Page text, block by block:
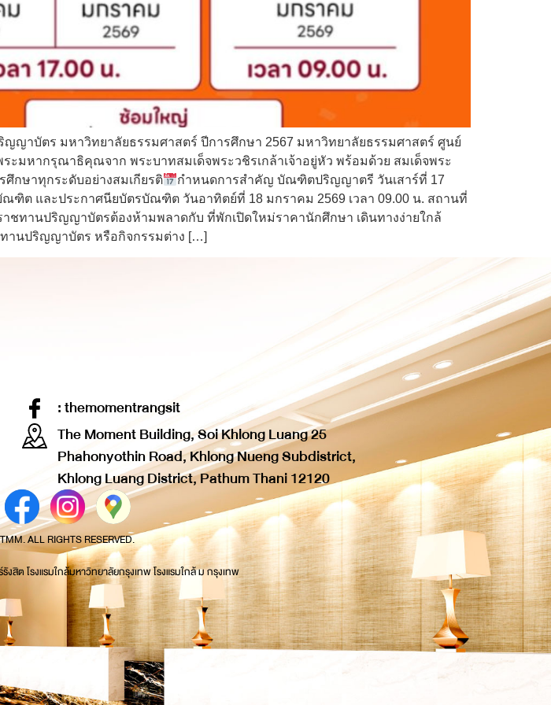
ญญาบัตร มหาวิทยาลัยธรรมศาสตร์ ปีการศึกษา 2567 มหาวิทยาลัยธรรมศาสตร์ ศูนย์
มหากรุณาธิคุณจาก พระบาทสมเด็จพระวชิรเกล้าเจ้าอยู่หัว พร้อมด้วย สมเด็จพระ
ศึกษาทุกระดับอย่างสมเกียรติ
กำหนดการสำคัญ บัณฑิตปริญญาตรี วันเสาร์ที่ 17
ต และประกาศนียบัตรบัณฑิต วันอาทิตย์ที่ 18 มกราคม 2569 เวลา 09.00 น. สถานที่
ทานปริญญาบัตรต้องห้ามพลาดกับ ที่พักเปิดใหม่ราคานักศึกษา เดินทางง่ายใกล้
ทานปริญญาบัตร หรือกิจกรรมต่าง […]
: themomentrangsit
The Moment Building, Soi Khlong Luang 25
Phahonyothin Road, Khlong Nueng Subdistrict,
Khlong Luang District, Pathum Thani 12120
ALL RIGHTS RESERVED.
สิต โรงแรมใกล้มหาวิทยาลัยกรุงเทพ โรงแรมใกล้ ม กรุงเทพ